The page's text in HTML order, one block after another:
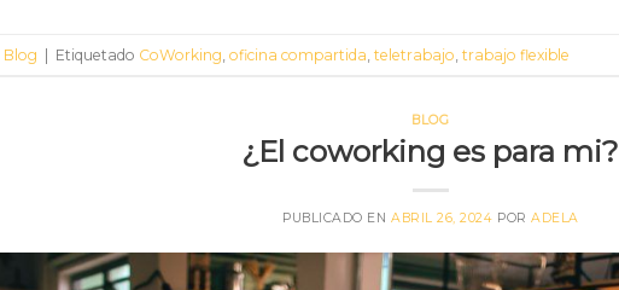
Blog | Etiquetado CoWorking oficina compartida teletrabajo trabajo flexible
BLOG
¿El coworking es para mi?
PUBLICADO ENABRIL 26, 2024 PORADELA